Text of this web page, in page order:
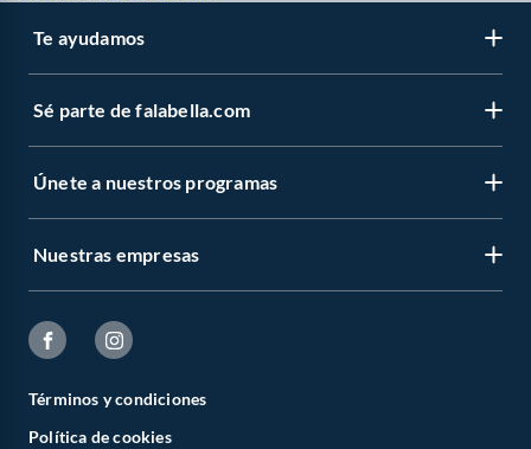
Te ayudamos
Sé parte de falabella.com
Únete a nuestros programas
Nuestras empresas
Términos y condiciones
Política de cookies